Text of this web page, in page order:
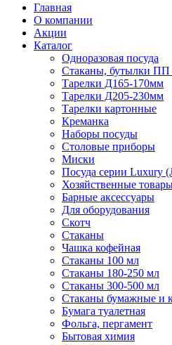
Главная
О компании
Акции
Каталог
Одноразовая посуда
Стаканы, бутылки
Тарелки Д165-170мм
Тарелки Д205-230мм
Тарелки картонные
Креманка
Наборы посуды
Столовые приборы
Миски
Посуда серии Luxury
Хозяйственные
Барные аксессуары
Для оборудования
Скотч
Стаканы
Чашка кофейная
Стаканы 100 мл
Стаканы 180-250 мл
Стаканы 300-500 мл
Стаканы бумажные и
Бумага туалетная
Фольга, пергамент
Бытовая химия